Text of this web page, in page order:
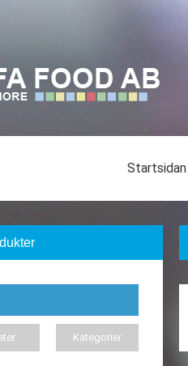
Startsidan
Kategorier